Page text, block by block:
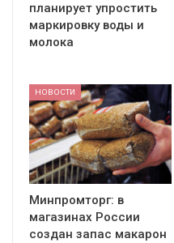
планирует упростить
маркировку воды и
молока
НОВОСТИ
Минпромторг: в
магазинах России
создан запас макарон